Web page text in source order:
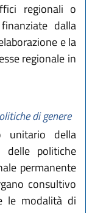
regionali o
dalla
e la
regionale in
di genere
della
delle politiche
permanente
consultivo
le modalità di